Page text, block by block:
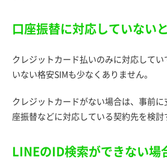
口座振替に対応していない
クレジットカード払いのみに対応して
いない格安SIMも少なくありません。
クレジットカードがない場合は、事前
座振替などに対応している契約先を検討
LINEのID検索ができない場